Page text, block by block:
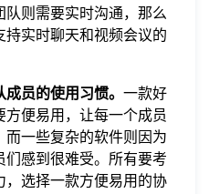
队则需要实时沟通，那么
实时聊天和视频会议的
员的使用习惯。 一款好
便易用，让每一个成员
一些复杂的软件则因为
感到很难受。所有要考
，选择一款方便易用的协